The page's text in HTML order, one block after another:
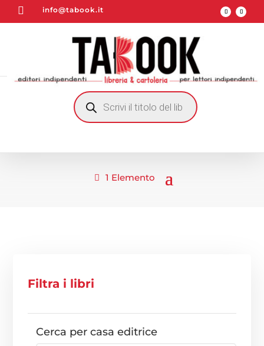
 info@tabook.it
RICERCA
PRODOTTI
1 Elemento
Filtra i libri
Cerca per casa editrice